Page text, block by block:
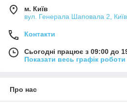
м. Київ
вул. Генерала Шаповала 2,
Контакти
Сьогодні працює з 09:00 до
Показати весь графік роботи
Про нас